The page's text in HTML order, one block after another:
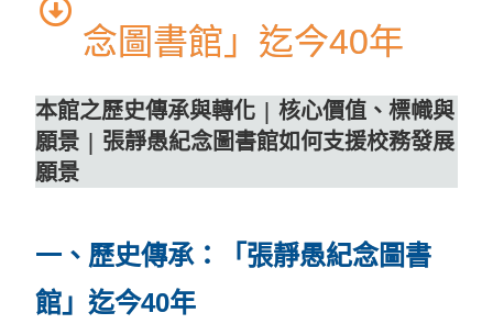
念圖書館」迄今40年
本館之歷史傳承與轉化 |核心價值、標幟與
願景 | 張靜愚紀念圖書館如何支援校務發展
願景
一、歷史傳承：「張靜愚紀念圖書
館」迄今40年